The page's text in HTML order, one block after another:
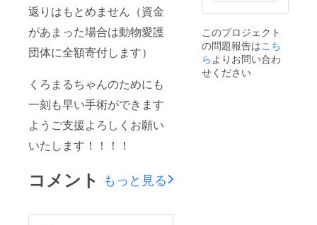
返りはもとめません（資金
があまった場合は動物愛護
団体に全額寄付します）
くろまるちゃんのためにも
一刻も早い手術ができます
ようご支援よろしくお願い
いたします！！！！
コメント もっと見る
このプロジェクト
の問題報告はこち
ら よりお問い合わ
せください